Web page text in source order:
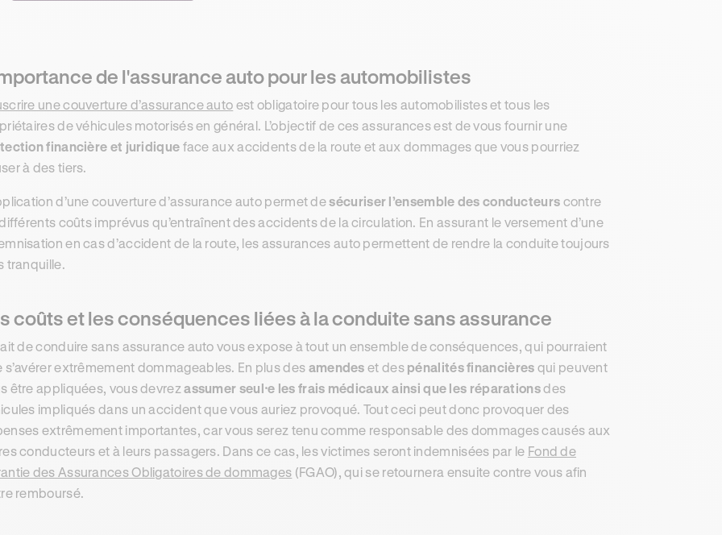
de l'assurance auto pour les automobilistes
une couverture d’assurance auto est obligatoire pour tous les automobilistes et tous les
de véhicules motorisés en général. L’objectif de ces assurances est de vous fournir une
financière et juridique face aux accidents de la route et aux dommages que vous pourriez
à des tiers.
d’une couverture d’assurance auto permet desécuriser l’ensemble des conducteurs contre
coûts imprévus qu’entraînent des accidents de la circulation. En assurant le versement d’une
en cas d’accident de la route, les assurances auto permettent de rendre la conduite toujours
tranquille.
coûts et les conséquences liées à la conduite sans assurance
de conduire sans assurance auto vous expose à tout un ensemble de conséquences, qui pourraient
s’avérer extrêmement dommageables. En plus des amendes et des pénalités financières qui peuvent
être appliquées, vous devrezassumer seul⸱e les frais médicaux ainsi que les réparationsdes
impliqués dans un accident que vous auriez provoqué. Tout ceci peut donc provoquer des
extrêmement importantes, car vous serez tenu comme responsable des dommages causés aux
conducteurs et à leurs passagers. Dans ce cas, les victimes seront indemnisées par le Fond de
des Assurances Obligatoires de dommages (FGAO), qui se retournera ensuite contre vous afin
remboursé.